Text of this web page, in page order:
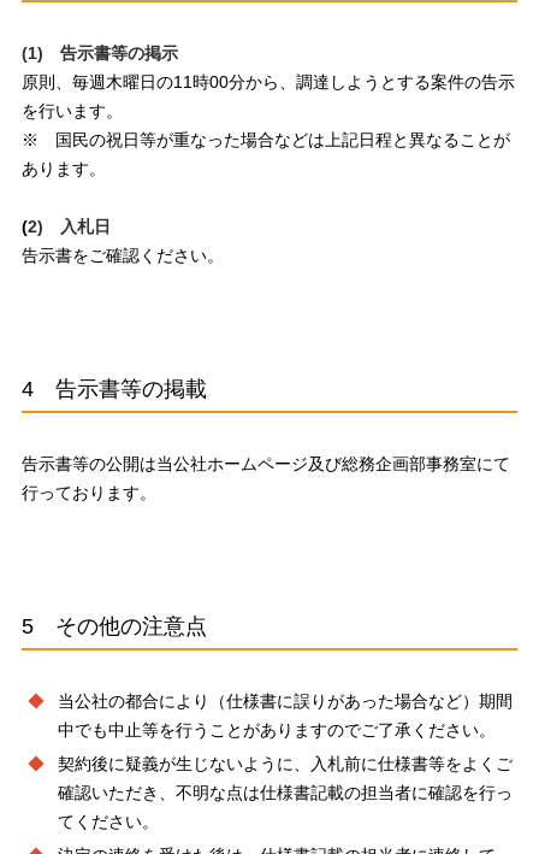
(1) 告示書等の掲示
原則、毎週木曜日の11時00分から、調達しようとする案件の告示
を行います。
※ 国民の祝日等が重なった場合などは上記日程と異なることが
あります。
(2) 入札日
告示書をご確認ください。
4 告示書等の掲載
告示書等の公開は当公社ホームページ及び総務企画部事務室にて
行っております。
5 その他の注意点
当公社の都合により（仕様書に誤りがあった場合など）期間
中でも中止等を行うことがありますのでご了承ください。
契約後に疑義が生じないように、入札前に仕様書等をよくご
確認いただき、不明な点は仕様書記載の担当者に確認を行っ
てください。